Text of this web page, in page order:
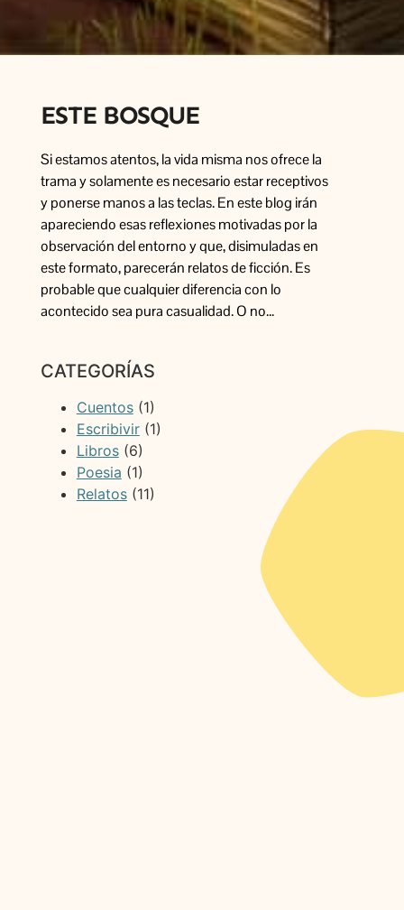
ESTE BOSQUE
Si estamos atentos, la vida misma nos ofrece la
trama y solamente es necesario estar receptivos
y ponerse manos a las teclas. En este blog irán
apareciendo esas reflexiones motivadas por la
observación del entorno y que, disimuladas en
este formato, parecerán relatos de ficción. Es
probable que cualquier diferencia con lo
acontecido sea pura casualidad. O no…
CATEGORÍAS
Cuentos(1)
Escribivir(1)
Libros(6)
Poesia (1)
Relatos(11)